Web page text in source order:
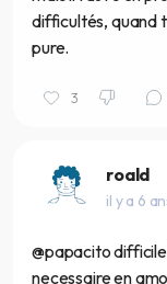
difficultés, quand
pure.
3
roald
il y a 6
@papacito
necessaire en